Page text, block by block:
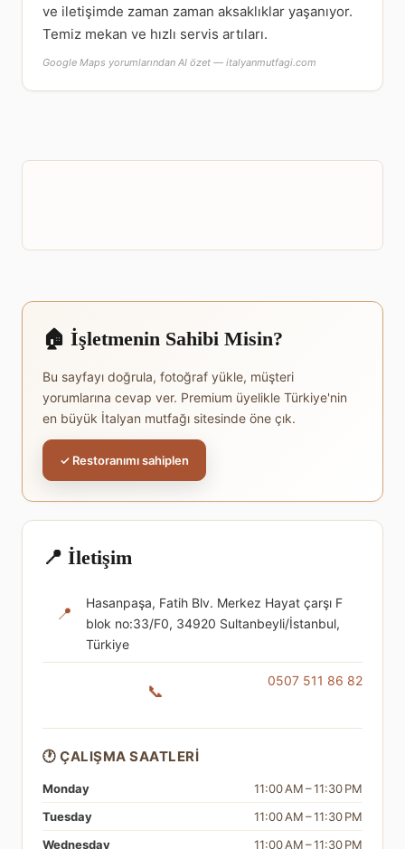
ve iletişimde zaman zaman aksaklıklar yaşanıyor.
Temiz mekan ve hızlı servis artıları.
Google Maps yorumlarından AI özet — italyanmutfagi.com
🏠 İşletmenin Sahibi Misin?
Bu sayfayı doğrula, fotoğraf yükle, müşteri
yorumlarına cevap ver. Premium üyelikle Türkiye'nin
en büyük İtalyan mutfağı sitesinde öne çık.
✓ Restoranımı sahiplen
📍 İletişim
📍
Hasanpaşa, Fatih Blv. Merkez Hayat çarşı F
blok no:33/F0, 34920 Sultanbeyli/İstanbul,
Türkiye
📞
0507 511 86 82
🕐 ÇALIŞMA SAATLERI
Monday
11:00 AM – 11:30 PM
Tuesday
11:00 AM – 11:30 PM
Wednesday
11:00 AM – 11:30 PM